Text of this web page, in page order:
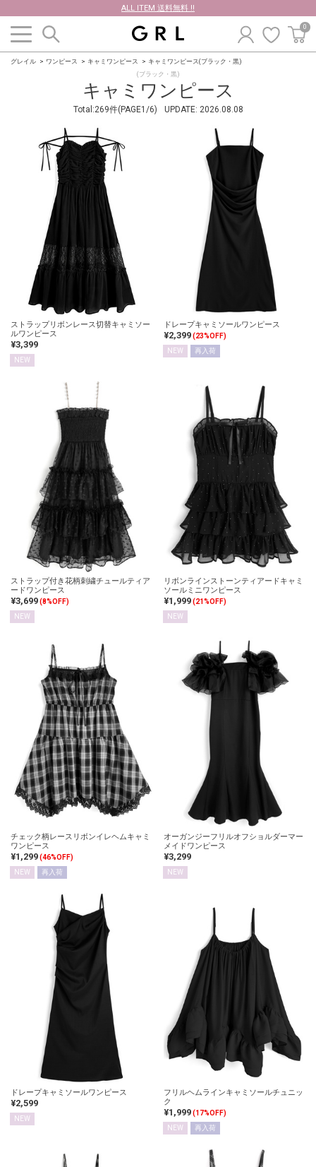
ALL ITEM 送料無料 !!
0
グレイル ワンピース キャミワンピース キャミワンピース(ブラック・黒)
キャミワンピース
(ブラック・黒)
Total:269件(PAGE1/6) UPDATE: 2026.08.08
ストラップリボンレース切替キャミソー
ルワンピース
¥3,399
NEW
ドレープキャミソールワンピース
¥2,399(23%OFF)
NEW
再入荷
ストラップ付き花柄刺繍チュールティア
ードワンピース
¥3,699(8%OFF)
NEW
リボンラインストーンティアードキャミ
ソールミニワンピース
¥1,999(21%OFF)
NEW
チェック柄レースリボンイレヘムキャミ
ワンピース
¥1,299(46%OFF)
NEW
再入荷
オーガンジーフリルオフショルダーマー
メイドワンピース
¥3,299
NEW
ドレープキャミソールワンピース
¥2,599
NEW
フリルヘムラインキャミソールチュニッ
ク
¥1,999(17%OFF)
NEW
再入荷